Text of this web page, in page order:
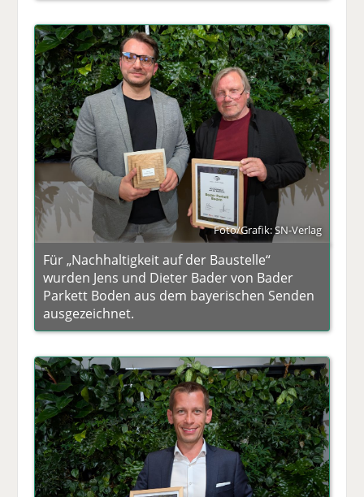
Foto/Grafik: SN-Verlag
Für „Nachhaltigkeit auf der Baustelle“
wurden Jens und Dieter Bader von Bader
Parkett Boden aus dem bayerischen Senden
ausgezeichnet.